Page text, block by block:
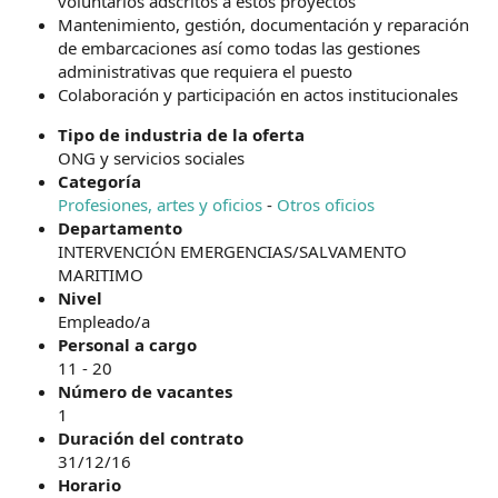
Mantenimiento, gestión, documentación y reparación
de embarcaciones así como todas las gestiones
administrativas que requiera el puesto
Colaboración y participación en actos institucionales
Tipo de industria de la oferta
ONG y servicios sociales
Categoría
Profesiones, artes y oficios - Otros oficios
Departamento
INTERVENCIÓN EMERGENCIAS/SALVAMENTO
MARITIMO
Nivel
Empleado/a
Personal a cargo
11 - 20
Número de vacantes
1
Duración del contrato
31/12/16
Horario